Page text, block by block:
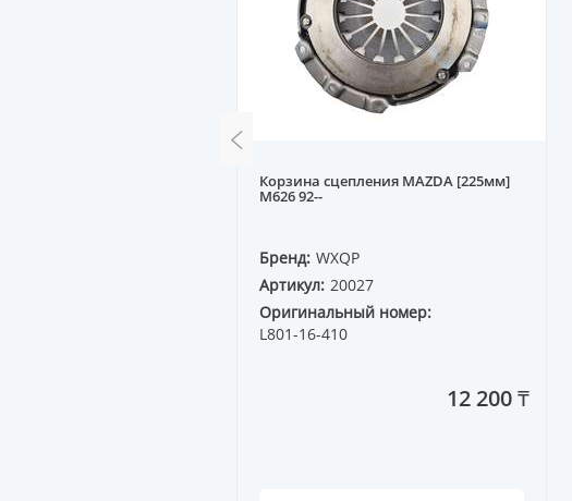
Корзина сцепления MAZDA [225мм]
M626 92--
Бренд: WXQP
Артикул: 20027
Оригинальный номер:
L801-16-410
12 200 ₸